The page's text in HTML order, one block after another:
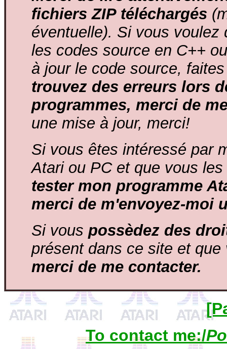
fichiers ZIP téléchargés
éventuelle). Si vous
les codes source en C++
à jour le code source,
trouvez des erreurs lors
programmes, merci de
une mise à jour, merci!
Si vous êtes intéressé par
Atari ou PC et que vous
tester mon programme
merci de m'envoyez-moi
Si vous possèdez des
présent dans ce site et
merci de me contacter.
To contact me:/